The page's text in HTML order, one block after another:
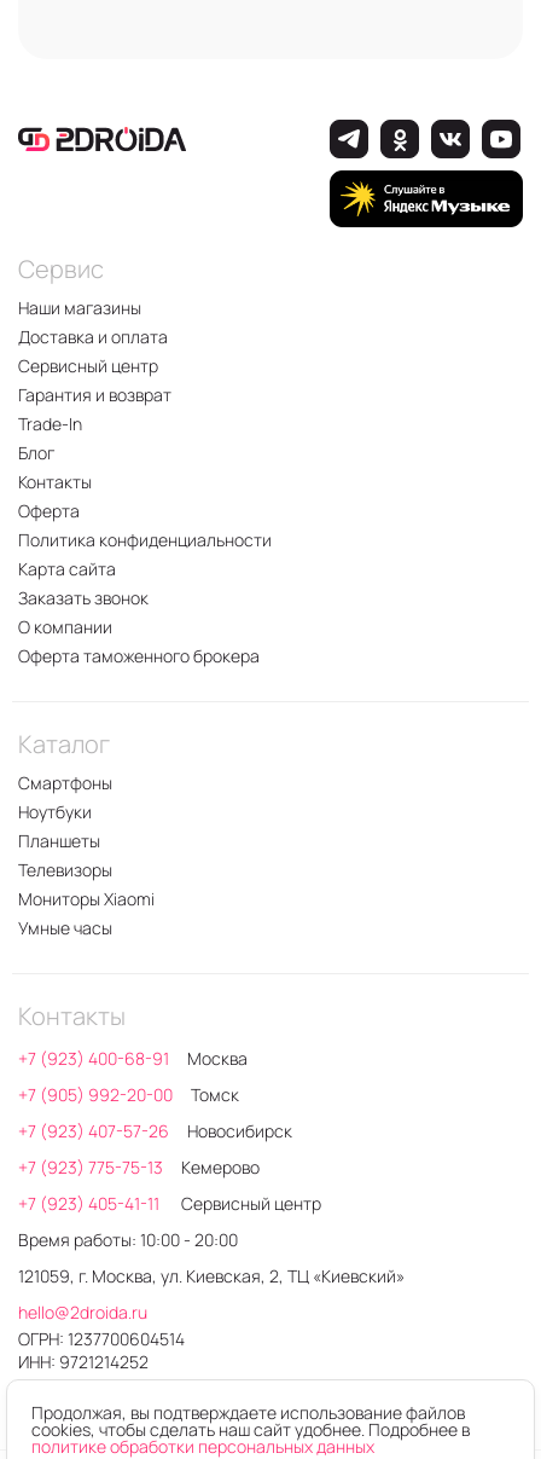
Сервис
Наши магазины
Доставка и оплата
Сервисный центр
Гарантия и возврат
Trade-In
Блог
Контакты
Оферта
Политика конфиденциальности
Карта сайта
Заказать звонок
О компании
Оферта таможенного брокера
Каталог
Смартфоны
Ноутбуки
Планшеты
Телевизоры
Мониторы Xiaomi
Умные часы
Контакты
+7 (923) 400-68-91
Москва
+7 (905) 992-20-00
Томск
+7 (923) 407-57-26
Новосибирск
+7 (923) 775-75-13
Кемерово
+7 (923) 405-41-11
Сервисный центр
Время работы: 10:00 - 20:00
121059, г. Москва, ул. Киевская, 2, ТЦ «Киевский»
hello@2droida.ru
ОГРН: 1237700604514
ИНН: 9721214252
Продолжая, вы подтверждаете использование файлов
cookies, чтобы сделать наш сайт удобнее. Подробнее в
политике обработки персональных данных